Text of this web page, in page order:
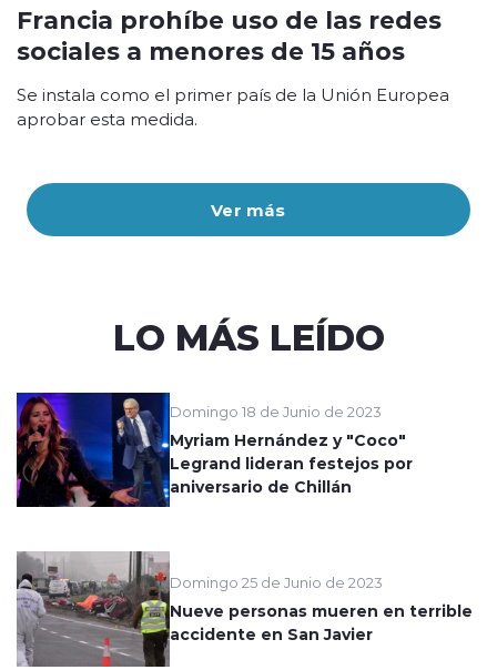
Ver más
Francia prohíbe uso de las redes
sociales a menores de 15 años
Se instala como el primer país de la Unión Europea
aprobar esta medida.
LO MÁS LEÍDO
Domingo 18 de Junio de 2023
Myriam Hernández y "Coco"
Legrand lideran festejos por
aniversario de Chillán
Domingo 25 de Junio de 2023
Nueve personas mueren en terrible
accidente en San Javier